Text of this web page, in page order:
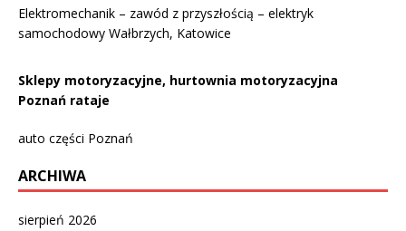
Elektromechanik – zawód z przyszłością – elektryk
samochodowy Wałbrzych, Katowice
Sklepy motoryzacyjne, hurtownia motoryzacyjna
Poznań rataje
auto części Poznań
ARCHIWA
sierpień 2026